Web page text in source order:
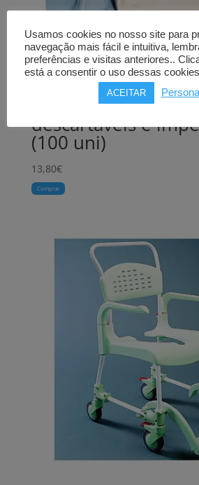
Babetes
HARTMANN
descartáveis e
(100 uni)
13,80€
Comprar
Usamos cookies no nosso site para
navegação mais fácil e intuitiva,
preferências e visitas anteriores..
está a consentir o uso dessas
ACEITAR